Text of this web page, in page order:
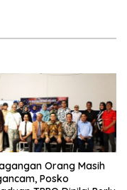
Orang Masih
Posko